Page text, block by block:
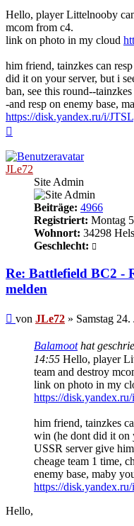
Hello, player Littelnooby
mcom from c4.
link on photo in my cloud
him friend, tainzkes can
did it on your server, but i
ban, see this round--
-and resp on enemy base,
https://disk.yandex.ru/i/
JLe72
Site Admin
Beiträge: 4966
Registriert: Montag
Wohnort: 34298
Geschlecht:
Re: Battlefield BC2 -
melden
Beitrag
von JLe72 » Samstag
Balamoothat
14:55 Hello, player
team and destroy
link on photo in my
https://
him friend, tainzkes
win (he dont did it on
USSR server give
cheage team 1 time,
enemy base, maby
https://
Hello,